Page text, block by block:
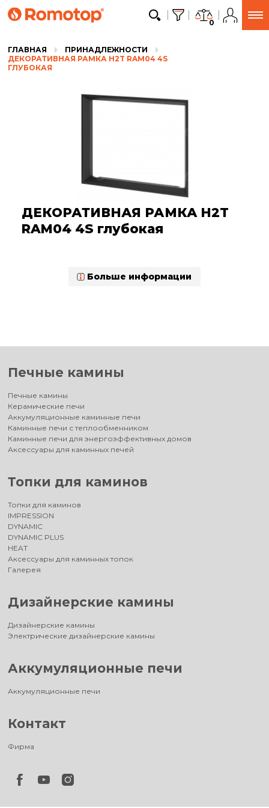
0
ГЛАВНАЯ
ПРИНАДЛЕЖНОСТИ
ДЕКОРАТИВНАЯ РАМКА H2T RAM04 4S
ГЛУБОКАЯ
ДЕКОРАТИВНАЯ РАМКА H2T
RAM04 4S глубокая
Больше информации
Печные камины
Печные камины
Керамические печи
Аккумуляционные каминные печи
Каминные печи с теплообменником
Каминные печи для энергоэффективных домов
Аксессуары для каминных печей
Топки для каминов
Топки для каминов
IMPRESSION
DYNAMIC
DYNAMIC PLUS
HEAT
Аксессуары для каминных топок
Галерея
Дизайнерские камины
Дизайнерские камины
Электрические дизайнерские камины
Аккумуляционные печи
Аккумуляционные печи
Контакт
Фирма